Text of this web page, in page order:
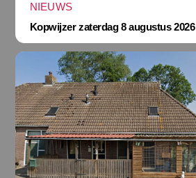
NIEUWS
Kopwijzer zaterdag 8 augustus 2026